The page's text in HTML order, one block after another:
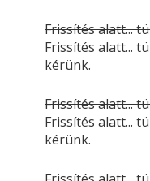
Frissítés alatt...
Frissítés alatt...
kérünk.
Frissítés alatt...
Frissítés alatt...
kérünk.